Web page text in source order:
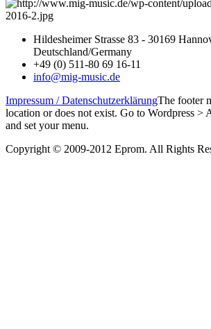
Hildesheimer Strasse 83 - 30169
Deutschland/Germany
+49 (0) 511-80 69 16-11
info@mig-music.de
Impressum / DatenschutzerklärungThe footer
location or does not exist. Go to Wordpress >
and set your menu.
Copyright © 2009-2012 Eprom. All Rights